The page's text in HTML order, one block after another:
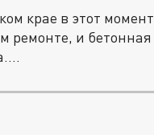
крае в этот момент
ремонте, и бетонная